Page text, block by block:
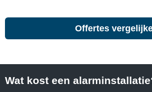
Offertes
Wat kost een